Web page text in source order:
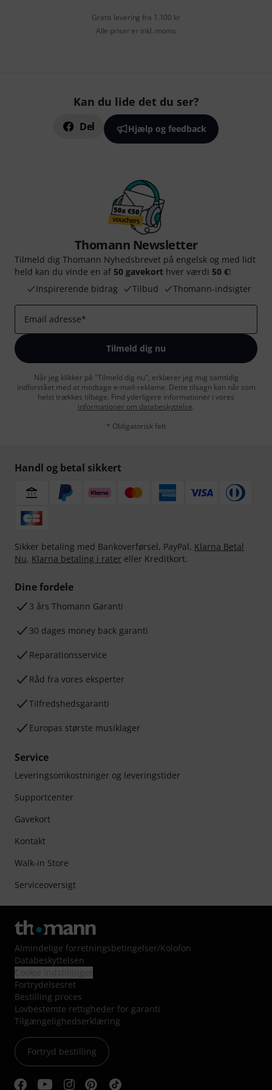
Gratis levering fra 1.100 kr
Alle priser er inkl. moms
Kan du lide det du ser?
Del Hjælp og feedback
Thomann Newsletter
Tilmeld dig Thomann Nyhedsbrevet på engelsk og med lidt
held kan du vinde en af 50 gavekort hver værdi 50 €!
Inspirerende bidrag
Tilbud Thomann-indsigter
Email adresse*
Tilmeld dig nu
Når jeg klikker på "Tilmeld dig nu", erklærer jeg mig samtidig
indforstået med at modtage e-mail-reklame. Dette tilsagn kan når som
helst trækkes tilbage. Find yderligere informationer i vores
informationer om databeskyttelse.
* Obligatorisk felt
Handl og betal sikkert
Sikker betaling med Bankoverførsel, PayPal, Klarna Betal
Nu, Klarna betaling i rater eller Kreditkort.
Dine fordele
3 års Thomann Garanti
30 dages money back garanti
Reparationsservice
Råd fra vores eksperter
Tilfredshedsgaranti
Europas største musiklager
Service
Leveringsomkostninger og leveringstider
Supportcenter
Gavekort
Kontakt
Walk-in Store
Serviceoversigt
Almindelige forretningsbetingelser/Kolofon
Databeskyttelsen
Fortrydelsesret
Bestilling proces
Lovbestemte rettigheder for garanti
Tilgængelighedserklæring
Fortryd bestilling